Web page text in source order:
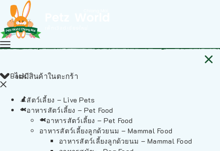
ไม่มีสินค้าในตะกร้า
Back
สัตว์เลี้ยง – Live Pets
อาหารสัตว์เลี้ยง – Pet Food
อาหารสัตว์เลี้ยง – Pet Food
อาหารสัตว์เลี้ยงลูกด้วยนม – Mammal Food
อาหารสัตว์เลี้ยงลูกด้วยนม – Mammal Food